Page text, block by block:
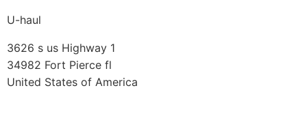
U-haul
3626 s us Highway 1
34982 Fort Pierce fl
United States of America